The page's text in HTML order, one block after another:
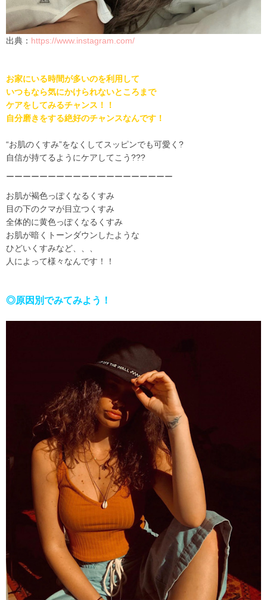
出典： https://www.instagram.com/
お家にいる時間が多いのを利用して
いつもなら気にかけられないところまで
ケアをしてみるチャンス！！
自分磨きをする絶好のチャンスなんです！
“お肌のくすみ”をなくしてスッピンでも可愛く ?
自信が持てるようにケアしてこう???
ーーーーーーーーーーーーーーーーーーーー
お肌が褐色っぽくなるくすみ
目の下のクマが目立つくすみ
全体的に黄色っぽくなるくすみ
お肌が暗くトーンダウンしたような
ひどいくすみなど、、、
人によって様々なんです！！
◎原因別でみてみよう！